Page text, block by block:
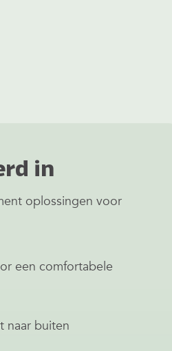
in
oplossingen voor
een comfortabele
naar buiten